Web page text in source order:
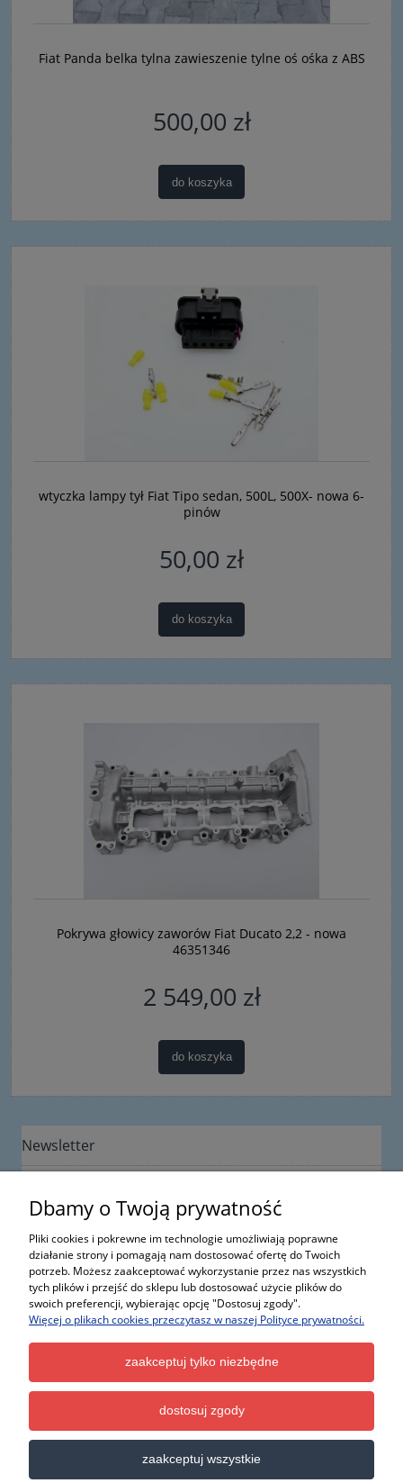
Fiat Panda belka tylna zawieszenie tylne oś ośka z ABS
500,00 zł
do koszyka
wtyczka lampy tył Fiat Tipo sedan, 500L, 500X- nowa 6-
pinów
50,00 zł
do koszyka
Pokrywa głowicy zaworów Fiat Ducato 2,2 - nowa
46351346
2 549,00 zł
do koszyka
Newsletter
Informacje
Moje konto
Kontakt
Wszystkie nazwy, fotografie i znaki firmowe lub towarowe, niebędące własnością ItalCar, występujące
Dbamy o Twoją prywatność
Pliki cookies i pokrewne im technologie umożliwiają poprawne
działanie strony i pomagają nam dostosować ofertę do Twoich
potrzeb. Możesz zaakceptować wykorzystanie przez nas wszystkich
tych plików i przejść do sklepu lub dostosować użycie plików do
swoich preferencji, wybierając opcję "Dostosuj zgody".
Więcej o plikach cookies przeczytasz w naszej Polityce prywatności.
zaakceptuj tylko niezbędne
dostosuj zgody
zaakceptuj wszystkie